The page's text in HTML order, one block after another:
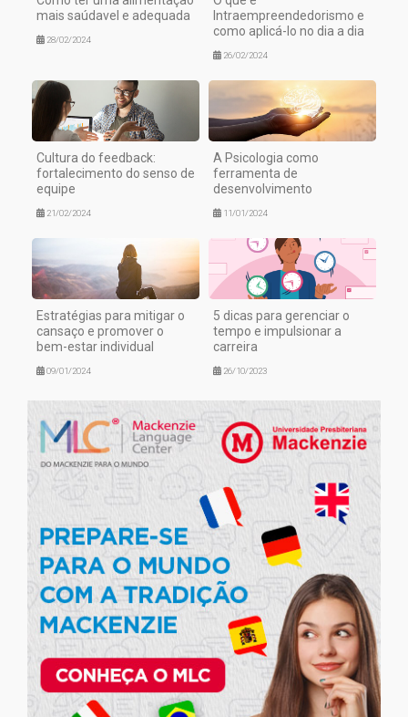
mais saúdavel e adequada
28/02/2024
Intraempreendedorismo e
como aplicá-lo no dia a dia
26/02/2024
Cultura do feedback:
fortalecimento do senso de
equipe
21/02/2024
A Psicologia como
ferramenta de
desenvolvimento
11/01/2024
Estratégias para mitigar o
cansaço e promover o
bem-estar individual
09/01/2024
5 dicas para gerenciar o
tempo e impulsionar a
carreira
26/10/2023